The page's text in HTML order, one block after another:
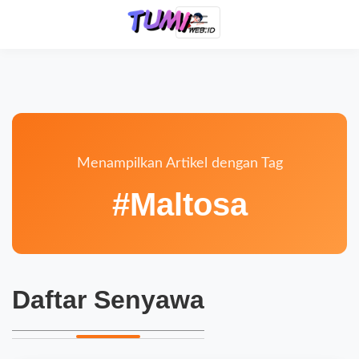
Menampilkan Artikel dengan Tag
#Maltosa
Daftar Senyawa